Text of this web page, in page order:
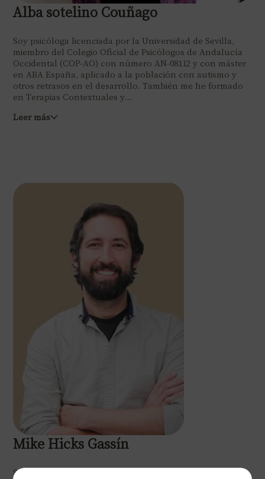
Alba sotelino Couñago
Soy psicóloga licenciada por la Universidad de Sevilla,
miembro del Colegio Oficial de Psicólogos de Andalucía
Occidental (COP-AO) con número AN-08112 y con máster
en ABA España, aplicado a la población con autismo y
otros retrasos en el desarrollo. También me he formado
en Terapias Contextuales y...
Leer más
Mike Hicks Gassín
Soy psicólogo general sanitario con número de colegiado